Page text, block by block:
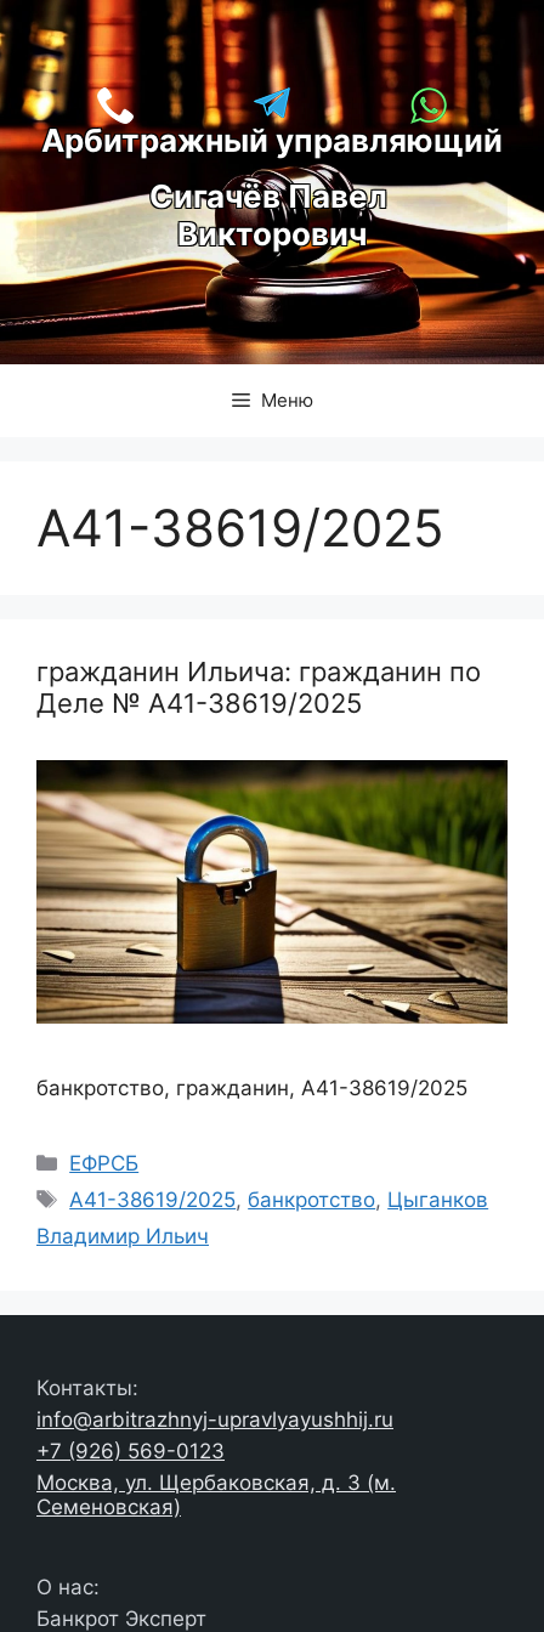
Перейти
к
содержимому
Арбитражный управляющий
Сигачёв Павел
Викторович
Меню
А41-38619/2025
гражданин Ильича: гражданин по
Деле № А41-38619/2025
банкротство, гражданин, А41-38619/2025
Рубрики
ЕФРСБ
Метки
А41-38619/2025,банкротство, Цыганков
Владимир Ильич
Контакты:
info@arbitrazhnyj-upravlyayushhij.ru
+7 (926) 569-0123
Москва, ул. Щербаковская, д. 3 (м.
Семеновская)
О нас:
Банкрот Эксперт